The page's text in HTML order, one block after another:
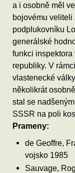
a i osobně měl
bojovému veliteli
podplukovníku
generálské
funkci
republiky. V
vlastenecké
několikrát
stal se
SSSR na poli
Prameny:
de Geoffre,
vojsko 1985
Sauvage,